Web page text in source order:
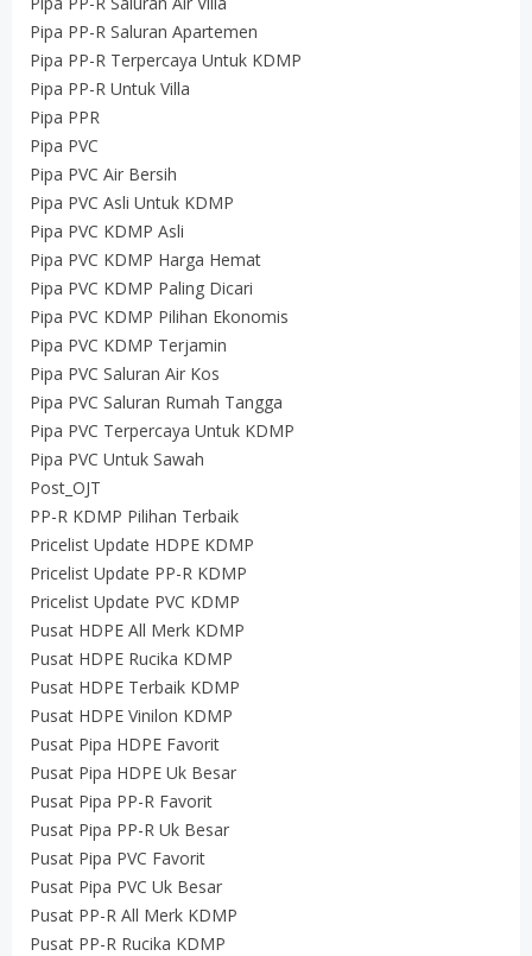
Pipa PP-R Saluran Apartemen
Pipa PP-R Terpercaya Untuk KDMP
Pipa PP-R Untuk Villa
Pipa PPR
Pipa PVC
Pipa PVC Air Bersih
Pipa PVC Asli Untuk KDMP
Pipa PVC KDMP Asli
Pipa PVC KDMP Harga Hemat
Pipa PVC KDMP Paling Dicari
Pipa PVC KDMP Pilihan Ekonomis
Pipa PVC KDMP Terjamin
Pipa PVC Saluran Air Kos
Pipa PVC Saluran Rumah Tangga
Pipa PVC Terpercaya Untuk KDMP
Pipa PVC Untuk Sawah
Post_OJT
PP-R KDMP Pilihan Terbaik
Pricelist Update HDPE KDMP
Pricelist Update PP-R KDMP
Pricelist Update PVC KDMP
Pusat HDPE All Merk KDMP
Pusat HDPE Rucika KDMP
Pusat HDPE Terbaik KDMP
Pusat HDPE Vinilon KDMP
Pusat Pipa HDPE Favorit
Pusat Pipa HDPE Uk Besar
Pusat Pipa PP-R Favorit
Pusat Pipa PP-R Uk Besar
Pusat Pipa PVC Favorit
Pusat Pipa PVC Uk Besar
Pusat PP-R All Merk KDMP
Pusat PP-R Rucika KDMP